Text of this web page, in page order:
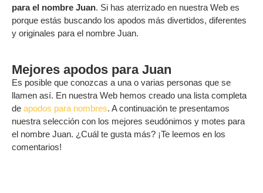
para el nombre Juan. Si has aterrizado en nuestra Web es
porque estás buscando los apodos más divertidos, diferentes
y originales para el nombre Juan.
Mejores apodos para Juan
Es posible que conozcas a una o varias personas que se
llamen así. En nuestra Web hemos creado una lista completa
de apodos para nombres. A continuación te presentamos
nuestra selección con los mejores seudónimos y motes para
el nombre Juan. ¿Cuál te gusta más? ¡Te leemos en los
comentarios!